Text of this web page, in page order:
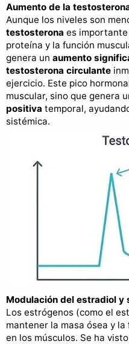
Aumento de la
Aunque los niveles son
testosterona es
proteína y la función
genera un aumento
testosterona circulante
ejercicio. Este pico
muscular, sino que genera
positiva temporal,
sistémica.
Modulación del estradiol y
Los estrógenos (como el
mantener la masa ósea y
en los músculos. Se ha